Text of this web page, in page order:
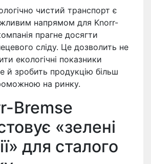
чистий транспорт є
напрямом для Knorr-
прагне досягти
сліду. Це дозволить не
екологічні показники
й зробить продукцію більш
на ринку.
Bremse
«зелені
для сталого